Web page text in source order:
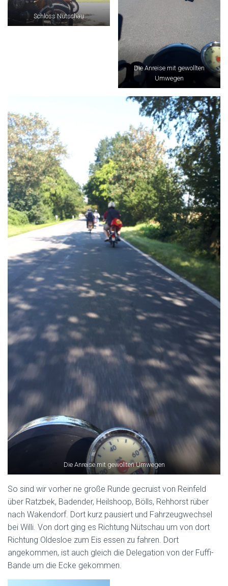
Schloss Nütschau
Die Anreise mit gewollten
Umwegen
Die Anreise mit gewollten Umwegen
So sind wir vorher ne große Runde gecruist von Reinfeld
über Ratzbek, Badender, Heilshoop, Bölls, Rehhorst rüber
nach Wakendorf. Dort kurz pausiert und Fahrzeugwechsel
bei Willi. Von dort ging es Richtung Nütschau um von dort
Richtung Oldesloe zum Eis essen zu fahren. Dort
angekommen, ist auch gleich die Delegation von der Fuffi-
Bande um die Ecke gekommen.